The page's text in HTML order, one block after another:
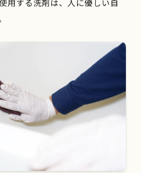
用する洗剤は、人に優しい自